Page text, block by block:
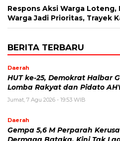
Respons Aksi Warga Loteng,
Warga Jadi Prioritas, Trayek
BERITA TERBARU
Daerah
HUT ke-25, Demokrat Halbar
Lomba Rakyat dan Pidato
Jumat, 7 Agu 2026 - 19:53 WIB
Daerah
Gempa 5,6 M Perparah
Dermaga Bataka, Kini Tak